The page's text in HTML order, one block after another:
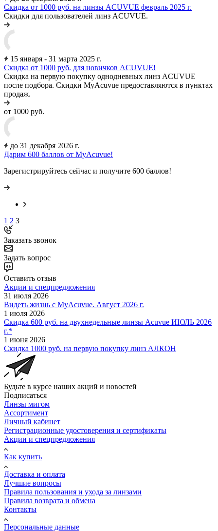
Скидка от 1000 руб. на линзы ACUVUE февраль 2025 г.
Скидки для пользователей линз ACUVUE.
15 января - 31 марта 2025 г.
Скидка от 1000 руб. для новичков ACUVUE!
Скидка на первую покупку однодневных линз ACUVUE
после подбора. Скидки MyAcuvue предоставляются в пунктах
продаж.
от 1000 руб.
до 31 декабря 2026 г.
Дарим 600 баллов от MyAcuvue!
Зарегистрируйтесь сейчас и получите 600 баллов!
1 2 3
Заказать звонок
Задать вопрос
Оставить отзыв
Акции и спецпредложения
31 июля 2026
Видеть жизнь с MyAcuvue. Август 2026 г.
1 июля 2026
Скидка 600 руб. на двухнедельные линзы Acuvue ИЮЛЬ 2026
г.*
1 июня 2026
Скидка 1000 руб. на первую покупку линз АЛКОН
Будьте в курсе наших акций и новостей
Подписаться
Линзы мигом
Ассортимент
Личный кабинет
Регистрационные удостоверения и сертификаты
Акции и спецпредложения
Как купить
Доставка и оплата
Лучшие вопросы
Правила пользования и ухода за линзами
Правила возврата и обмена
Контакты
Персональные данные